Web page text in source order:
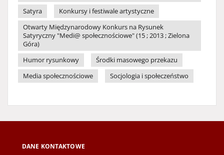
Satyra
Konkursy i festiwale artystyczne
Otwarty Międzynarodowy Konkurs na Rysunek
Satyryczny "Medi@ społecznościowe" (15 ; 2013 ; Zielona
Góra)
Humor rysunkowy
Środki masowego przekazu
Media społecznościowe
Socjologia i społeczeństwo
DANE KONTAKTOWE